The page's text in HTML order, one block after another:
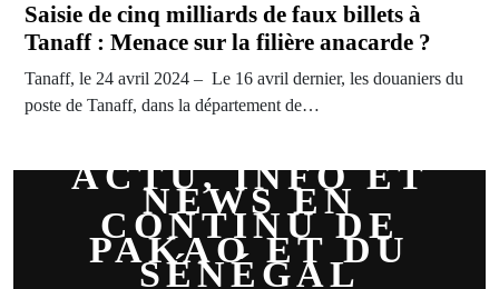
Saisie de cinq milliards de faux billets à
Tanaff : Menace sur la filière anacarde ?
Tanaff, le 24 avril 2024 – Le 16 avril dernier, les douaniers du
poste de Tanaff, dans la département de…
ACTU, INFO ET
NEWS EN
CONTINU DE
PAKAO ET DU
SÉNÉGAL